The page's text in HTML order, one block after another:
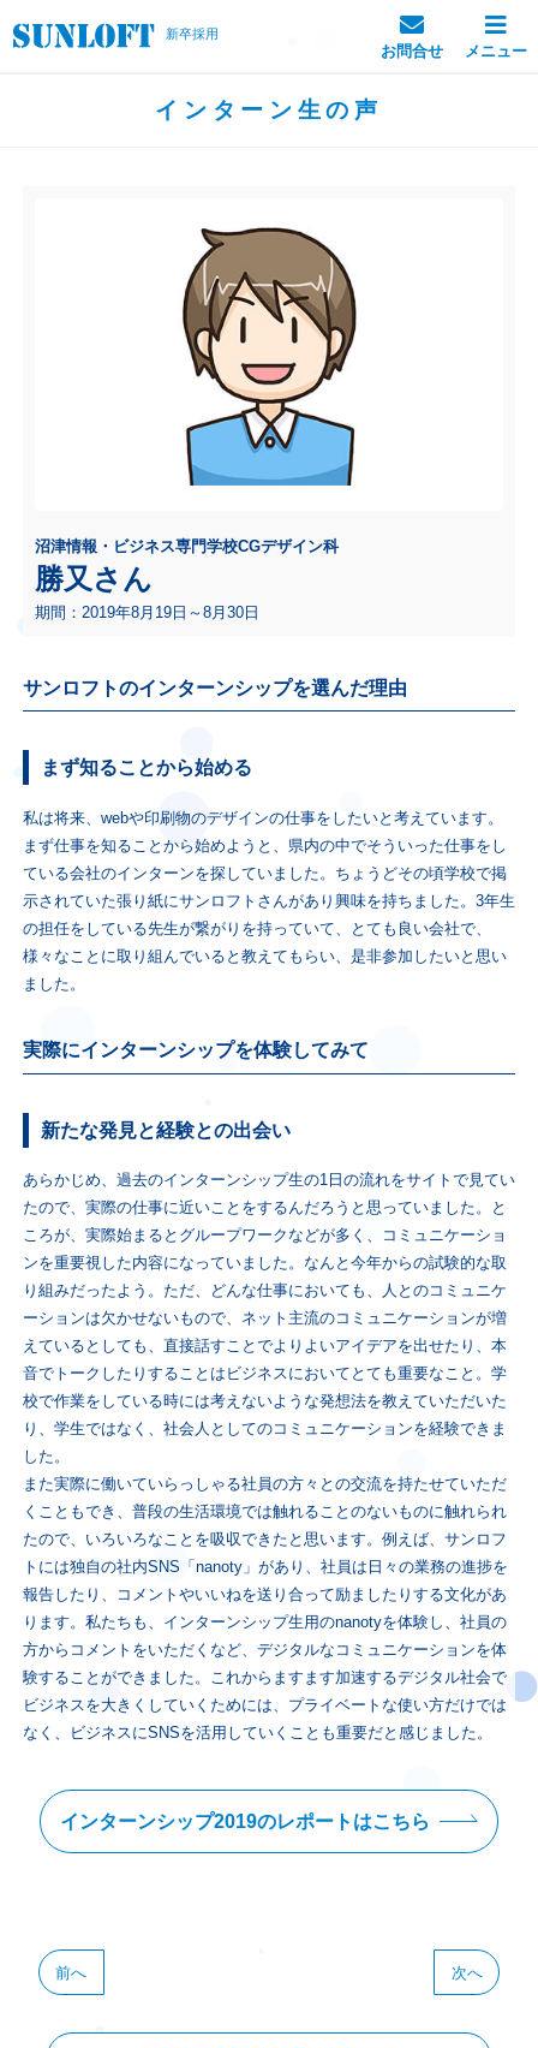
新卒採用
メニュー
お問合せ
インターン生の声
沼津情報・ビジネス専門学校CGデザイン科
勝又さん
期間：2019年8月19日～8月30日
サンロフトのインターンシップを選んだ理由
まず知ることから始める
私は将来、webや印刷物のデザインの仕事をしたいと考えています。
まず仕事を知ることから始めようと、県内の中でそういった仕事をし
ている会社のインターンを探していました。ちょうどその頃学校で掲
示されていた張り紙にサンロフトさんがあり興味を持ちました。3年生
の担任をしている先生が繋がりを持っていて、とても良い会社で、
様々なことに取り組んでいると教えてもらい、是非参加したいと思い
ました。
実際にインターンシップを体験してみて
新たな発見と経験との出会い
あらかじめ、過去のインターンシップ生の1日の流れをサイトで見てい
たので、実際の仕事に近いことをするんだろうと思っていました。と
ころが、実際始まるとグループワークなどが多く、コミュニケーショ
ンを重要視した内容になっていました。なんと今年からの試験的な取
り組みだったよう。ただ、どんな仕事においても、人とのコミュニケ
ーションは欠かせないもので、ネット主流のコミュニケーションが増
えているとしても、直接話すことでよりよいアイデアを出せたり、本
音でトークしたりすることはビジネスにおいてとても重要なこと。学
校で作業をしている時には考えないような発想法を教えていただいた
り、学生ではなく、社会人としてのコミュニケーションを経験できま
した。
また実際に働いていらっしゃる社員の方々との交流を持たせていただ
くこともでき、普段の生活環境では触れることのないものに触れられ
たので、いろいろなことを吸収できたと思います。例えば、サンロフ
トには独自の社内SNS「nanoty」があり、社員は日々の業務の進捗を
報告したり、コメントやいいねを送り合って励ましたりする文化があ
ります。私たちも、インターンシップ生用のnanotyを体験し、社員の
方からコメントをいただくなど、デジタルなコミュニケーションを体
験することができました。これからますます加速するデジタル社会で
ビジネスを大きくしていくためには、プライベートな使い方だけでは
なく、ビジネスにSNSを活用していくことも重要だと感じました。
インターンシップ2019のレポートはこちら
前へ 次へ